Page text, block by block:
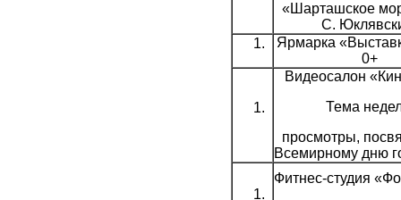
«Шарташское
С.
Ярмарка
0+
Видеосалон
Тема
просмотры,
Всемирному дню
Фитнес-студия